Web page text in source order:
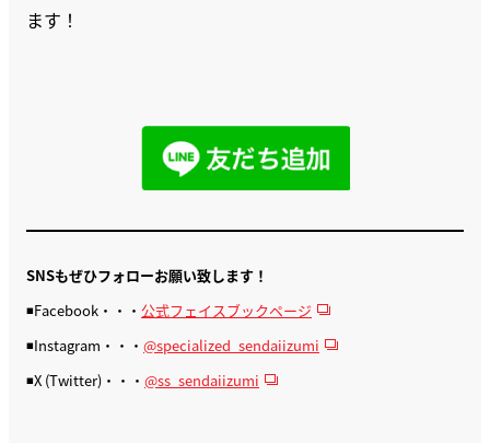
ます！
SNSもぜひフォローお願い致します！
◾️Facebook・・・ 公式フェイスブックページ
◾️Instagram・・・ @specialized_sendaiizumi
◾️X (Twitter)・・・ @ss_sendaiizumi